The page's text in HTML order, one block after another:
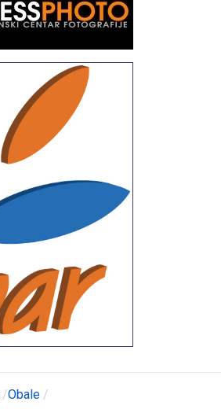
Obale